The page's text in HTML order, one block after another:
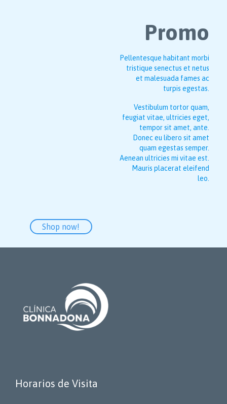
Promo
Pellentesque habitant morbi
tristique senectus et netus
et malesuada fames ac
turpis egestas.
Vestibulum tortor quam,
feugiat vitae, ultricies eget,
tempor sit amet, ante.
Donec eu libero sit amet
quam egestas semper.
Aenean ultricies mi vitae est.
Mauris placerat eleifend
leo.
Shop now!
Horarios de Visita